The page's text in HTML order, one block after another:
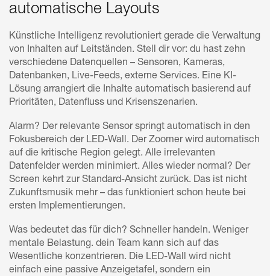
automatische Layouts
Künstliche Intelligenz revolutioniert gerade die Verwaltung
von Inhalten auf Leitständen. Stell dir vor: du hast zehn
verschiedene Datenquellen – Sensoren, Kameras,
Datenbanken, Live-Feeds, externe Services. Eine KI-
Lösung arrangiert die Inhalte automatisch basierend auf
Prioritäten, Datenfluss und Krisenszenarien.
Alarm? Der relevante Sensor springt automatisch in den
Fokusbereich der LED-Wall. Der Zoomer wird automatisch
auf die kritische Region gelegt. Alle irrelevanten
Datenfelder werden minimiert. Alles wieder normal? Der
Screen kehrt zur Standard-Ansicht zurück. Das ist nicht
Zukunftsmusik mehr – das funktioniert schon heute bei
ersten Implementierungen.
Was bedeutet das für dich? Schneller handeln. Weniger
mentale Belastung. dein Team kann sich auf das
Wesentliche konzentrieren. Die LED-Wall wird nicht
einfach eine passive Anzeigetafel, sondern ein